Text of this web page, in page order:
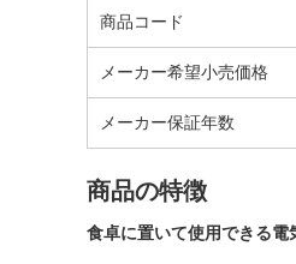
商品コード
メーカー希望小売価格
メーカー保証年数
商品の特徴
食卓に置いて使用できる電